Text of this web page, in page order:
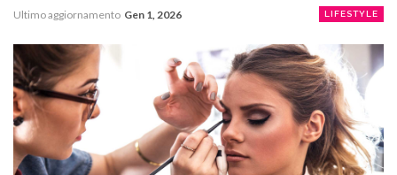
LIFESTYLE
Ultimo aggiornamento Gen 1, 2026